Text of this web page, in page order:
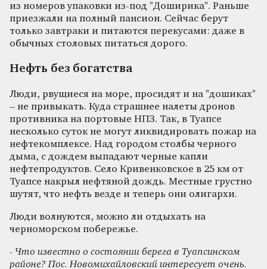
из номеров упаковки из-под "Доширика". Раньше
приезжали на полный пансион. Сейчас берут
только завтраки и питаются перекусами: даже в
обычных столовых питаться дорого.
Нефть без богатства
Люди, рвущиеся на море, просидят и на "дошиках"
– не привыкать. Куда страшнее налеты дронов
противника на портовые НПЗ. Так, в Туапсе
несколько суток не могут ликвидировать пожар на
нефтекомплексе. Над городом столбы черного
дыма, с дождем выпадают черные капли
нефтепродуктов. Село Кривенковское в 25 км от
Туапсе накрыл нефтяной дождь. Местные грустно
шутят, что нефть везде и теперь они олигархи.
Люди волнуются, можно ли отдыхать на
черноморском побережье.
- Что известно о состоянии берега в Туапсинском
районе? Пос. Новомихайловский интересует очень.